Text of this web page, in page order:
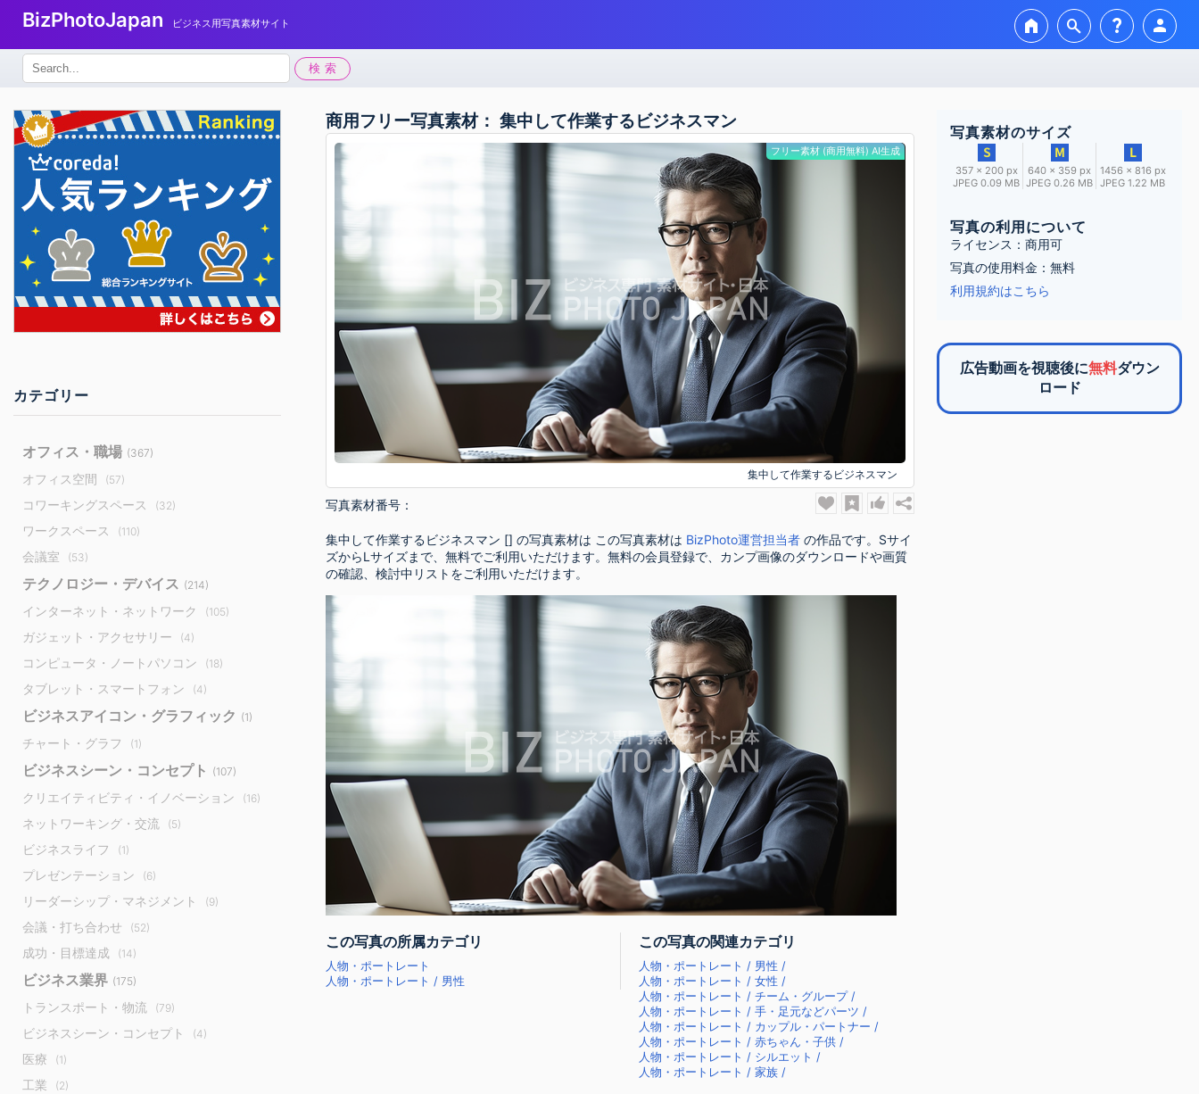
BizPhotoJapan ビジネス用写真素材サイト home search question_mark person
検
索:
検索
カテゴリー
オフィス・職場 (367)
オフィス空間 (57)
コワーキングスペース (32)
ワークスペース (110)
会議室 (53)
テクノロジー・デバイス (214)
インターネット・ネットワーク (105)
ガジェット・アクセサリー (4)
コンピュータ・ノートパソコン (18)
タブレット・スマートフォン (4)
ビジネスアイコン・グラフィック (1)
チャート・グラフ (1)
ビジネスシーン・コンセプト (107)
クリエイティビティ・イノベーション (16)
ネットワーキング・交流 (5)
ビジネスライフ (1)
プレゼンテーション (6)
リーダーシップ・マネジメント (9)
会議・打ち合わせ (52)
成功・目標達成 (14)
ビジネス業界 (175)
トランスポート・物流 (79)
ビジネスシーン・コンセプト (4)
医療 (1)
工業 (2)
商用フリー写真素材： 集中して作業するビジネスマン
フリー素材 (商用無料) AI生成
集中して作業するビジネスマン
写真素材番号：
集中して作業するビジネスマン [] の写真素材は この写真素材は BizPhoto運営担当者 の作品です。Sサイ
ズからLサイズまで、無料でご利用いただけます。無料の会員登録で、カンプ画像のダウンロードや画質
の確認、検討中リストをご利用いただけます。
この写真の所属カテゴリ
人物・ポートレート
人物・ポートレート / 男性
この写真の関連カテゴリ
人物・ポートレート / 男性 /
人物・ポートレート / 女性 /
人物・ポートレート / チーム・グループ /
人物・ポートレート / 手・足元などパーツ /
人物・ポートレート / カップル・パートナー /
人物・ポートレート / 赤ちゃん・子供 /
人物・ポートレート / シルエット /
人物・ポートレート / 家族 /
写真素材のサイズ
357 × 200 px
JPEG 0.09 MB
640 × 359 px
JPEG 0.26 MB
1456 × 816 px
JPEG 1.22 MB
写真の利用について
ライセンス：商用可
写真の使用料金：無料
利用規約はこちら
広告動画を視聴後に無料ダウン
ロード